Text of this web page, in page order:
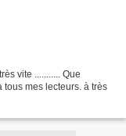
vite ........... Que
mes lecteurs. à très